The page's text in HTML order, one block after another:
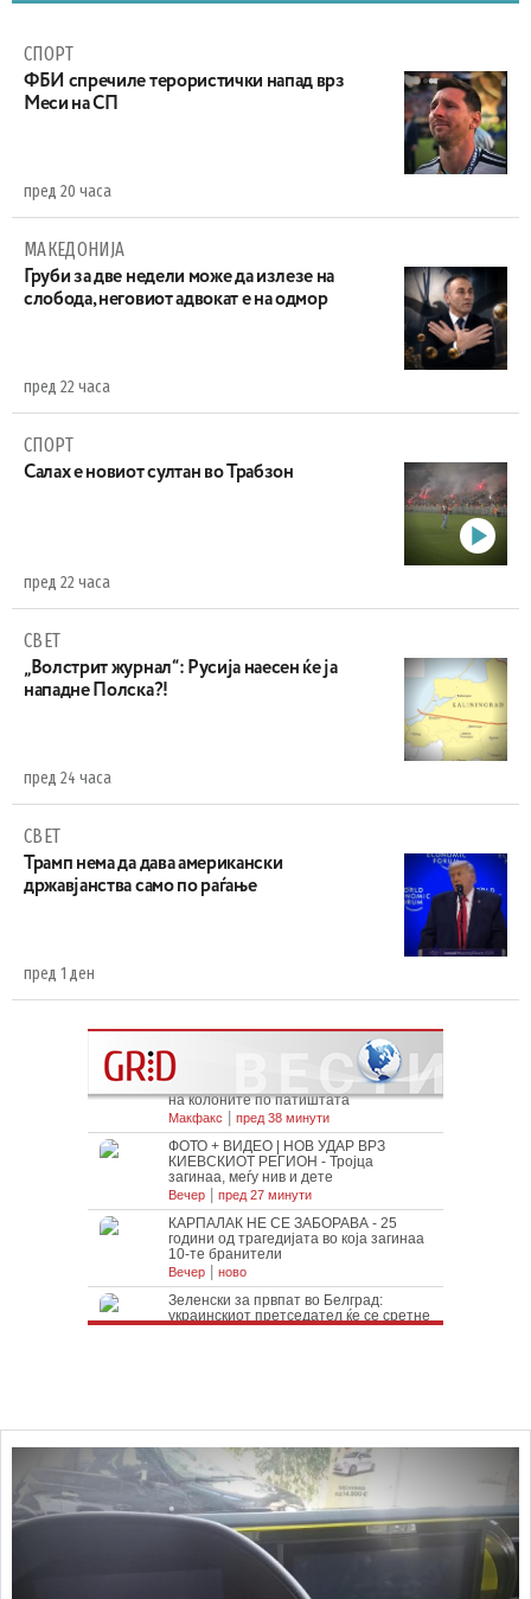
СПОРТ
ФБИ спречиле терористички напад врз
Меси на СП
пред 20 часа
МАКЕДОНИЈА
Груби за две недели може да излезе на
слобода, неговиот адвокат е на одмор
пред 22 часа
СПОРТ
Салах е новиот султан во Трабзон
пред 22 часа
СВЕТ
„Волстрит журнал“: Русија наесен ќе ја
нападне Полска?!
пред 24 часа
СВЕТ
Трамп нема да дава американски
државјанства само по раѓање
пред 1 ден